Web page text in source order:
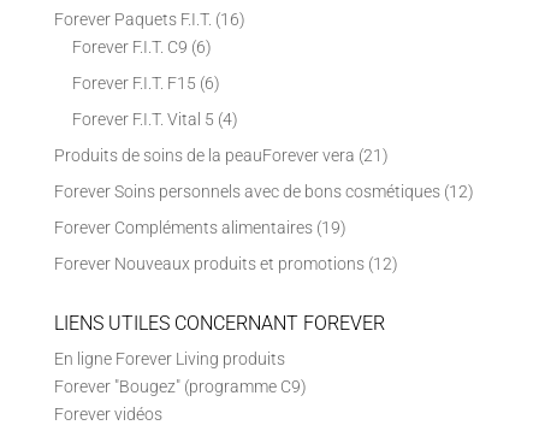
Forever Paquets F.I.T. (16)
Forever F.I.T. C9 (6)
Forever F.I.T. F15 (6)
Forever F.I.T. Vital 5 (4)
Produits de soins de la peauForever vera (21)
Forever Soins personnels avec de bons cosmétiques (12)
Forever Compléments alimentaires (19)
Forever Nouveaux produits et promotions (12)
LIENS UTILES CONCERNANT FOREVER
En ligne Forever Living produits
Forever "Bougez" (programme C9)
Forever vidéos